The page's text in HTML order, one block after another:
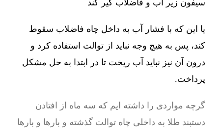
سیفون زیر آب و فاضلاب گیر کند
یا این که با فشار آب به داخل چاه فاضلاب سقوط
کند، پس به هیچ وجه نباید از توالت استفاده کرد و
درون آن نیز نباید آب ریخت تا در ابتدا به حل مشکل
پرداخت.
گرچه مواردی را داشته ایم که سه ماه از افتادن
دستبند طلا به داخلی چاه توالت گذشته و بارها و بارها